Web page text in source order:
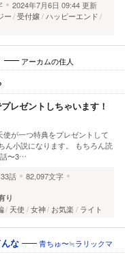
2024年7月6日 09:44 更新
ー 受付嬢 ハッピーエンド
アーカムの住人
レゼントしちゃいます！
が一つ特典をプレゼントして
ん小説になります。 もちろん読
話〜3…
33話
82,097文字
り
天使 女神 お気楽 ライト
な 青ちゅ〜≒ラリックマ